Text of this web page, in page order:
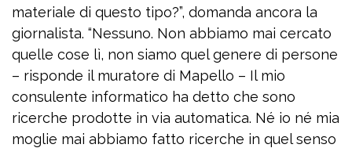
materiale di questo tipo?”, domanda ancora la
giornalista. “Nessuno. Non abbiamo mai cercato
quelle cose lì, non siamo quel genere di persone
– risponde il muratore di Mapello – Il mio
consulente informatico ha detto che sono
ricerche prodotte in via automatica. Né io né mia
moglie mai abbiamo fatto ricerche in quel senso